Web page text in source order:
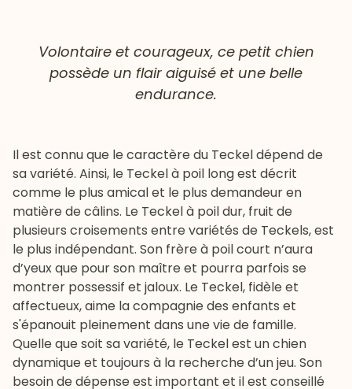
Volontaire et courageux, ce petit chien
possède un flair aiguisé et une belle
endurance.
Il est connu que le caractère du Teckel dépend de
sa variété. Ainsi, le Teckel à poil long est décrit
comme le plus amical et le plus demandeur en
matière de câlins. Le Teckel à poil dur, fruit de
plusieurs croisements entre variétés de Teckels, est
le plus indépendant. Son frère à poil court n’aura
d’yeux que pour son maître et pourra parfois se
montrer possessif et jaloux. Le Teckel, fidèle et
affectueux, aime la compagnie des enfants et
s'épanouit pleinement dans une vie de famille.
Quelle que soit sa variété, le Teckel est un chien
dynamique et toujours à la recherche d’un jeu. Son
besoin de dépense est important et il est conseillé